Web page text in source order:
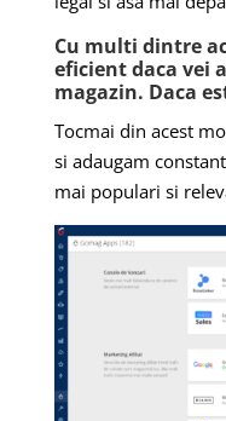
Cu multi dintre
eficient daca vei
magazin. Daca
Tocmai din acest
si adaugam
mai populari si